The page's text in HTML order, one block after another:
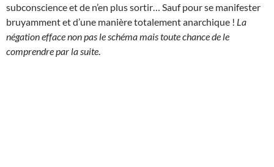
subconscience et de n’en plus sortir… Sauf pour se manifester
bruyamment et d’une manière totalement anarchique ! La
négation efface non pas le schéma mais toute chance de le
comprendre par la suite